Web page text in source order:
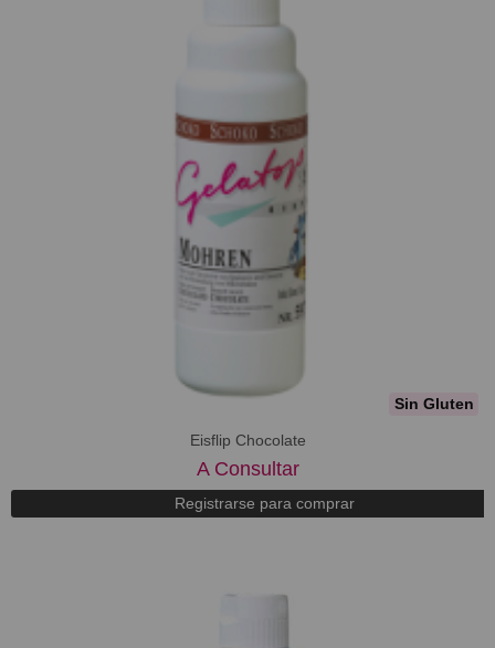
Sin Gluten
Eisflip Chocolate
A Consultar
Registrarse para comprar